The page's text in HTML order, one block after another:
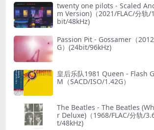
twenty one pilots - Scaled
m Version)（2021/FLAC/分轨/
bit/48kHz)
Passion Pit - Gossamer（
G）(24bit/96kHz)
皇后乐队1981 Queen - Flash
M（SACD/ISO/1.42G）
The Beatles - The Beatles
r Deluxe)（1968/FLAC/分轨/
t/48kHz)